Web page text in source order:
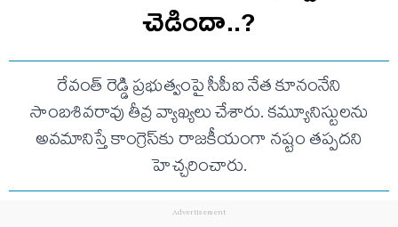
చెడిందా..?
రేవంత్ రెడ్డి ప్రభుత్వంపై సీపీఐ నేత కూనంనేని
సాంబశివరావు తీవ్ర వ్యాఖ్యలు చేశారు. కమ్యూనిస్టులను
అవమానిస్తే కాంగ్రెస్‌కు రాజకీయంగా నష్టం తప్పదని
హెచ్చరించారు.